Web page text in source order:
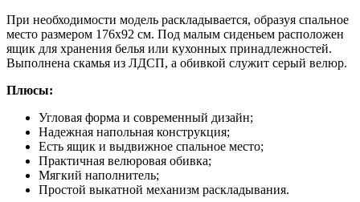
При необходимости модель раскладывается, образуя спальное
место размером 176х92 см. Под малым сиденьем расположен
ящик для хранения белья или кухонных принадлежностей.
Выполнена скамья из ЛДСП, а обивкой служит серый велюр.
Плюсы:
Угловая форма и современный дизайн;
Надежная напольная конструкция;
Есть ящик и выдвижное спальное место;
Практичная велюровая обивка;
Мягкий наполнитель;
Простой выкатной механизм раскладывания.